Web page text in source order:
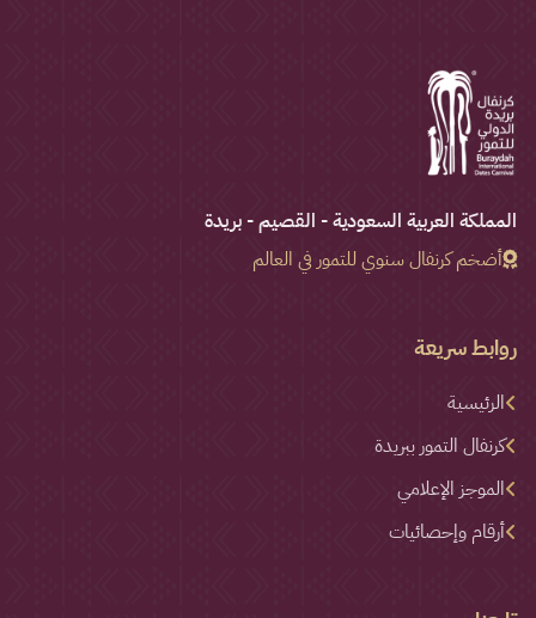
المملكة العربية السعودية - القصيم - بريدة
أضخم كرنفال سنوي للتمور في العالم
روابط سريعة
الرئيسية
كرنفال التمور ببريدة
الموجز الإعلامي
أرقام وإحصائيات